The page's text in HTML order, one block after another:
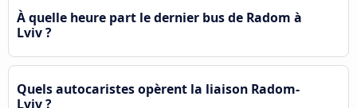
À quelle heure part le dernier bus de Radom à
Lviv ?
Quels autocaristes opèrent la liaison Radom-
Lviv ?